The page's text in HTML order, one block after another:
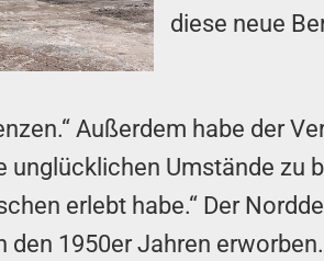
diese neue
Außerdem habe der
Umstände zu
erlebt habe.“ Der
den 1950er Jahren erworben.